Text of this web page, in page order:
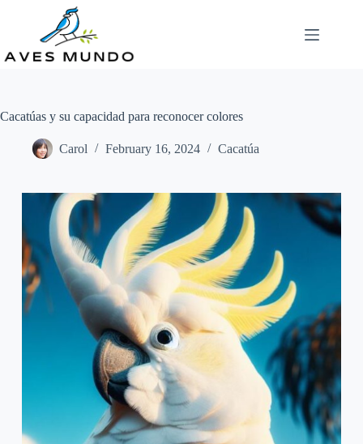
Cacatúas y su capacidad para reconocer colores
Carol February 16, 2024 Cacatúa